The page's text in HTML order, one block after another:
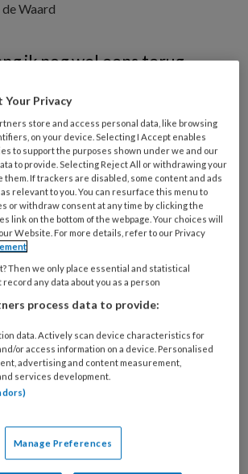
Waard
ik nog wel eens terug
carrière, dacht te
het allemaal zit in het
PREMIUM
Al abonnee?Log dan in
op dit artikel
Your Privacy
store and access personal data, like browsing
on your device. Selecting I Accept enables
to support the purposes shown under we and our
to provide. Selecting Reject All or withdrawing your
them. If trackers are disabled, some content and ads
relevant to you. You can resurface this menu to
or withdraw consent at any time by clicking the
link on the bottom of the webpage. Your choices will
Website. For more details, refer to our Privacy
Then we only place essential and statistical
any data about you as a person
process data to provide:
data. Actively scan device characteristics for
or access information on a device. Personalised
advertising and content measurement,
services development.
Manage Preferences